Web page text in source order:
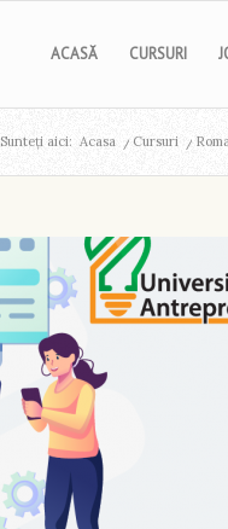
ACASĂ CURSURI
Sunteți aici: Acasa / Cursuri /